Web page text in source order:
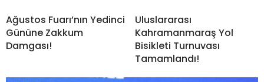
Ağustos Fuarı’nın Yedinci
Gününe Zakkum
Damgası!
Uluslararası
Kahramanmaraş Yol
Bisikleti Turnuvası
Tamamlandı!